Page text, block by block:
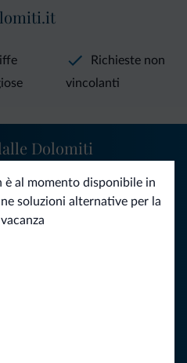
al momento disponibile in
soluzioni alternative per la
Richieste non
vincolanti
Dolomiti
esclusive e news per la tua
Dolomiti.